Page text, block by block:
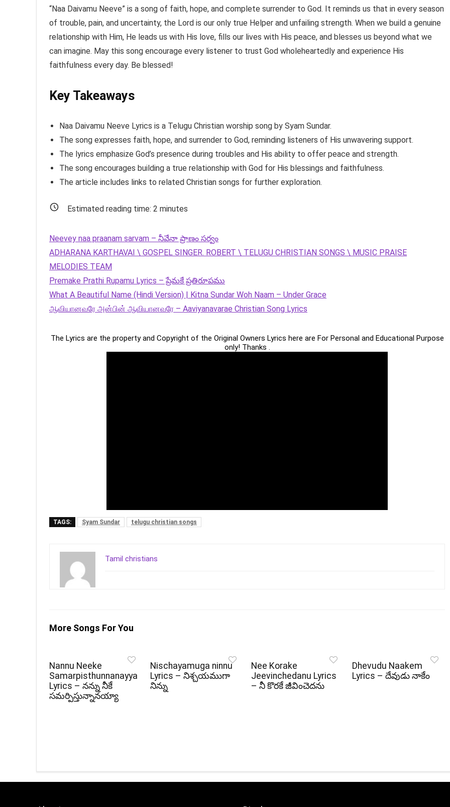
“Naa Daivamu Neeve” is a song of faith, hope, and complete surrender to God. It reminds us that in every season
of trouble, pain, and uncertainty, the Lord is our only true Helper and unfailing strength. When we build a genuine
relationship with Him, He leads us with His love, fills our lives with His peace, and blesses us beyond what we
can imagine. May this song encourage every listener to trust God wholeheartedly and experience His
faithfulness every day. Be blessed!
Key Takeaways
Naa Daivamu Neeve Lyrics is a Telugu Christian worship song by Syam Sundar.
The song expresses faith, hope, and surrender to God, reminding listeners of His unwavering support.
The lyrics emphasize God’s presence during troubles and His ability to offer peace and strength.
The song encourages building a true relationship with God for His blessings and faithfulness.
The article includes links to related Christian songs for further exploration.
Estimated reading time: 2 minutes
Neevey naa praanam sarvam – నీవేనా ప్రాణం సర్వం
ADHARANA KARTHAVAI \ GOSPEL SINGER. ROBERT \ TELUGU CHRISTIAN SONGS \ MUSIC PRAISE
MELODIES TEAM
Premake Prathi Rupamu Lyrics – ప్రేమకే ప్రతిరూపము
What A Beautiful Name (Hindi Version) | Kitna Sundar Woh Naam – Under Grace
ஆவியானவரே அன்பின் ஆவியானவரே – Aaviyanavarae Christian Song Lyrics
The Lyrics are the property and Copyright of the Original Owners Lyrics here are For Personal and Educational Purpose
only! Thanks .
TAGS: Syam Sundar telugu christian songs
Tamil christians
More Songs For You
Nannu Neeke
Samarpisthunnanayya
Lyrics – నన్ను నీకే
సమర్పిస్తున్నానయ్యా
Nischayamuga ninnu
Lyrics – నిశ్చయముగా
నిన్ను
Nee Korake
Jeevinchedanu Lyrics
– నీ కొరకే జీవించెదను
Dhevudu Naakem
Lyrics – దేవుడు నాకేం